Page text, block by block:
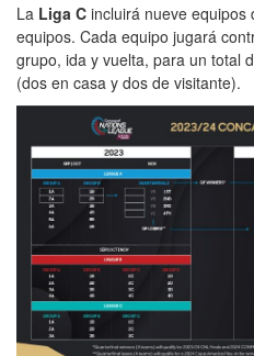
La Liga C incluirá nueve equipos
equipos. Cada equipo jugará
grupo, ida y vuelta, para un total
(dos en casa y dos de visitante).